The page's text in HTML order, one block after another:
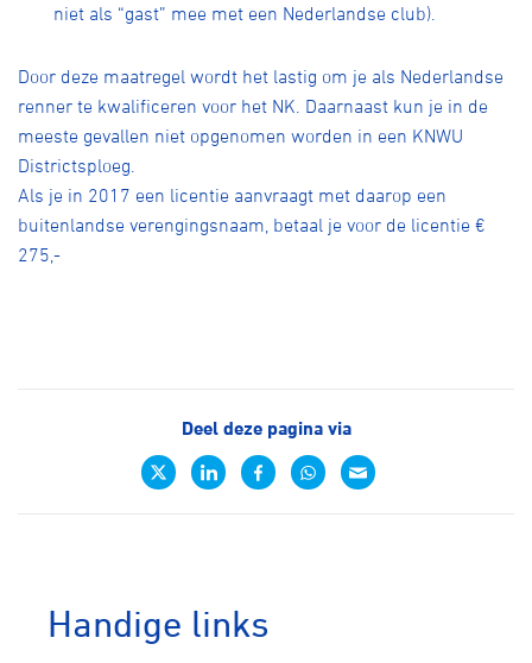
niet als “gast” mee met een Nederlandse club).
Door deze maatregel wordt het lastig om je als Nederlandse
renner te kwalificeren voor het NK. Daarnaast kun je in de
meeste gevallen niet opgenomen worden in een KNWU
Districtsploeg.
Als je in 2017 een licentie aanvraagt met daarop een
buitenlandse verengingsnaam, betaal je voor de licentie €
275,-
Deel deze pagina via
Handige links